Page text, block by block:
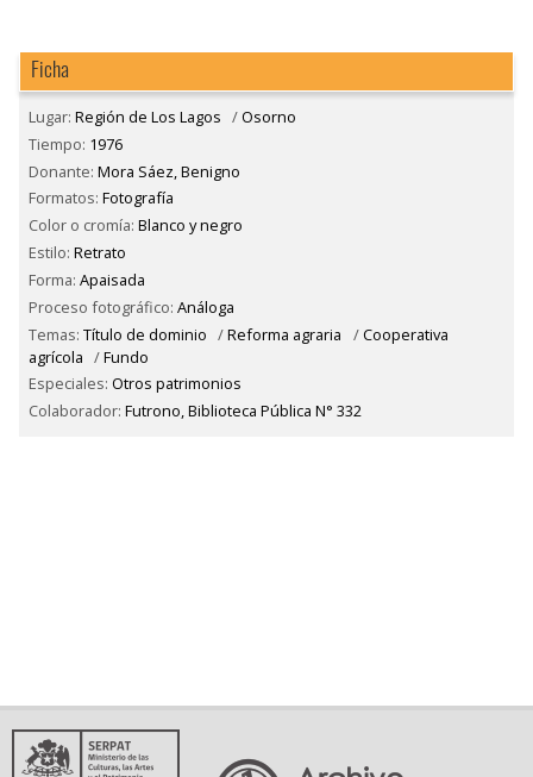
Ficha
Lugar: Región de Los Lagos /Osorno
Tiempo: 1976
Donante: Mora Sáez, Benigno
Formatos: Fotografía
Color o cromía: Blanco y negro
Estilo: Retrato
Forma: Apaisada
Proceso fotográfico: Análoga
Temas: Título de dominio /Reforma agraria /Cooperativa
agrícola /Fundo
Especiales: Otros patrimonios
Colaborador: Futrono, Biblioteca Pública N° 332